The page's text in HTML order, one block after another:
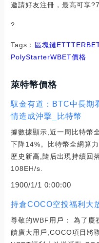
邀請好友注冊，最高可享
?
Tags： 區塊鏈ETTTER
PolyStarterWBET價格
萊特幣價格
馭金有道：BTC中長期
情造成沖擊_比特幣
據數據顯示,近一周比特幣
下降14%。比特幣全網算
歷史新高,隨后出現持續回
108EH/s.
1900/1/1 0:00:00
持倉COCO空投福利大
尊敬的WBF用戶： 為了慶
饋廣大用戶,COCO項目將